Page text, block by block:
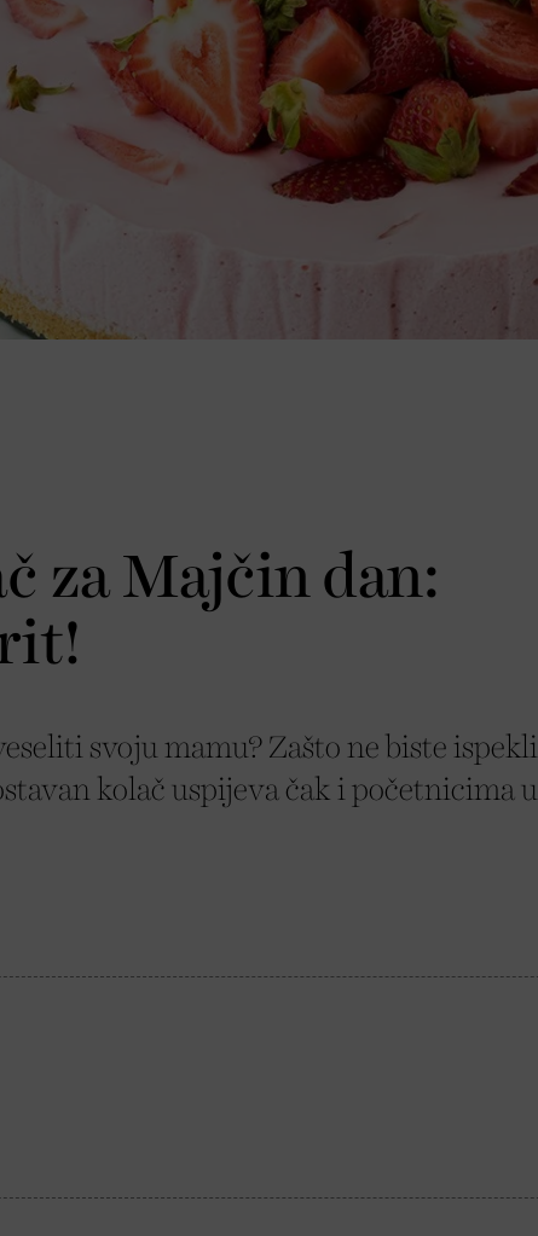
za Majčin dan:
svoju mamu? Zašto ne biste ispekli
kolač uspijeva čak i početnicima u